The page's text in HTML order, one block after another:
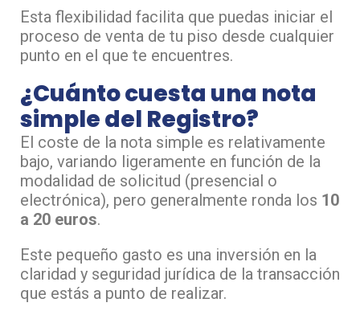
Esta flexibilidad facilita que puedas iniciar el
proceso de venta de tu piso desde cualquier
punto en el que te encuentres.
¿Cuánto cuesta una nota
simple del Registro?
El coste de la nota simple es relativamente
bajo, variando ligeramente en función de la
modalidad de solicitud (presencial o
electrónica), pero generalmente ronda los 10
a 20 euros.
Este pequeño gasto es una inversión en la
claridad y seguridad jurídica de la transacción
que estás a punto de realizar.